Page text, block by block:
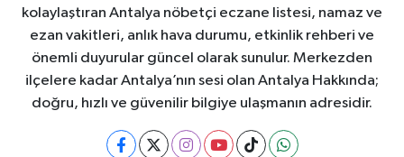
kolaylaştıran Antalya nöbetçi eczane listesi, namaz ve
ezan vakitleri, anlık hava durumu, etkinlik rehberi ve
önemli duyurular güncel olarak sunulur. Merkezden
ilçelere kadar Antalya’nın sesi olan Antalya Hakkında;
doğru, hızlı ve güvenilir bilgiye ulaşmanın adresidir.